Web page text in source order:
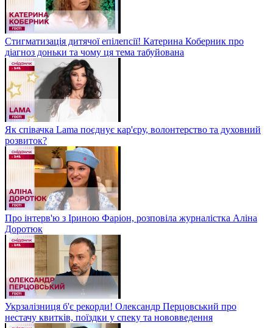
Стигматизація дитячої епілепсії! Катерина Коберник про
діагноз доньки та чому ця тема табуйована
Як співачка Lama поєднує кар'єру, волонтерство та духовний
розвиток?
Про інтерв'ю з Іриною Фаріон, розповіла журналістка Аліна
Доротюк
Укрзалізниця б'є рекорди! Олександр Перцовський про
нестачу квитків, поїздки у спеку та нововведення